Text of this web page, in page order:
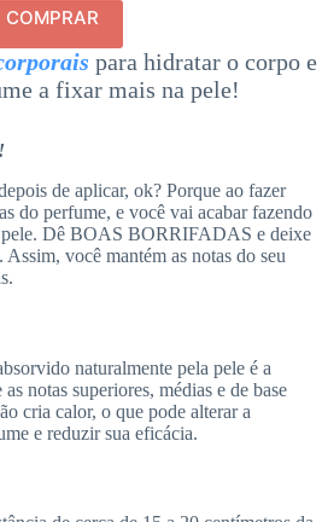
COMPRAR
para hidratar o corpo e
a fixar mais na pele!
de aplicar, ok? Porque ao fazer
do perfume, e você vai acabar fazendo
pele. Dê BOAS BORRIFADAS e deixe
você mantém as notas do seu
naturalmente pela pele é a
notas superiores, médias e de base
cria calor, o que pode alterar a
e reduzir sua eficácia.